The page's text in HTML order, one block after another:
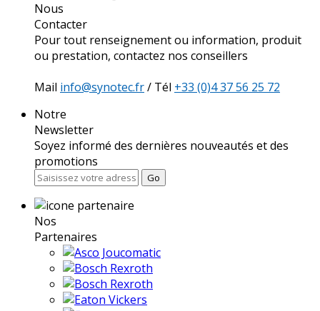
Nous
Contacter
Pour tout renseignement ou information, produit
ou prestation, contactez nos conseillers
Mail info@synotec.fr/ Tél +33 (0)4 37 56 25 72
Notre
Newsletter
Soyez informé des dernières nouveautés et des
promotions
Go
Nos
Partenaires